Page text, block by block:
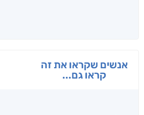
בפנוכו
חני שאטן